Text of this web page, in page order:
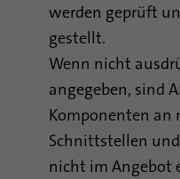
werden geprüft
gestellt.
Wenn nicht
angegeben, sind
Komponenten an
Schnittstellen
nicht im Angebot
Name lidc
Anbieter
Laufzeit 24